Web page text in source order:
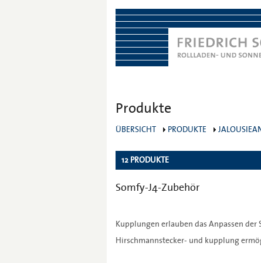
Produkte
ÜBERSICHT PRODUKTE
12 PRODUKTE
Somfy-J4-Zubehör
Kupplungen erlauben das Anpassen
Hirschmannstecker- und kupplung